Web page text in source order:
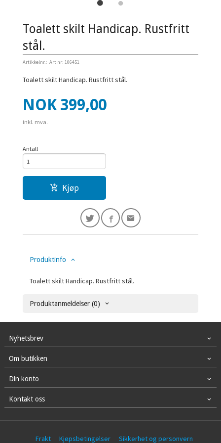
Toalett skilt Handicap. Rustfritt
stål.
Artikkelnr.: Art nr: 106451
Toalett skilt Handicap. Rustfritt stål.
Pris
NOK 399,00
inkl. mva.
Antall
Kjøp
Produktinfo
Toalett skilt Handicap. Rustfritt stål.
Produktanmeldelser (0)
Nyhetsbrev
Om butikken
Din konto
Kontakt oss
Frakt Kjøpsbetingelser Sikkerhet og personvern